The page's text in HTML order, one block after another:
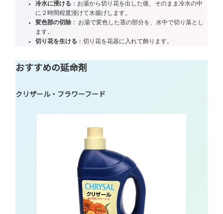
冷水に浸ける ：お湯から切り花を出した後、そのまま冷水の中
に２時間程度浸けて水揚げします。
変色部の切除 ： お湯で変色した茎の部分を、水中で切り落とし
ます。
切り花を生ける ：切り花を花器に入れて飾ります。
おすすめの延命剤
クリザール・フラワーフード